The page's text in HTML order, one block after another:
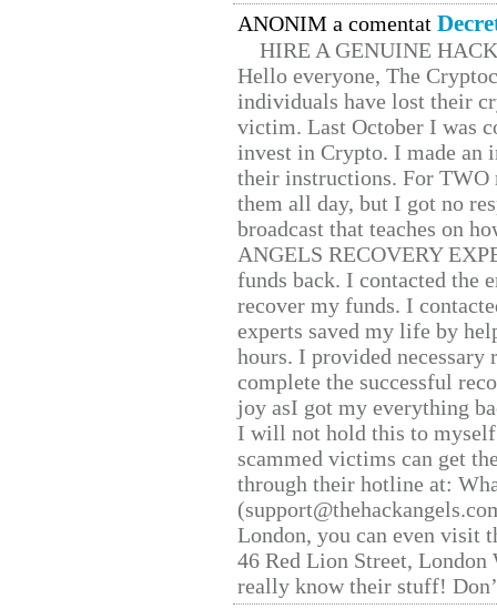
ANONIM a comentat
HIRE A GENUINE
Hello everyone, The
individuals have lost their
victim. Last October I was
invest in Crypto. I made
their instructions. For TWO
them all day, but I got no
broadcast that teaches on
ANGELS RECOVERY
funds back. I contacted the
recover my funds. I
experts saved my life by
hours. I provided
complete the successful
joy asI got my everything
I will not hold this to
scammed victims can get
through their hotline at:
London, you can even visit
46 Red Lion Street, London
really know their stuff!